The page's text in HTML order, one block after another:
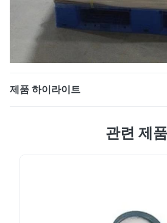
제품 하이라이트
유연한 손 느낌 우수한 세척 내구성
면, 혼방 직물, TPU 및 PVC에 대한
물리적 특성DTF 분말: 재산 표준 모
관련 제품